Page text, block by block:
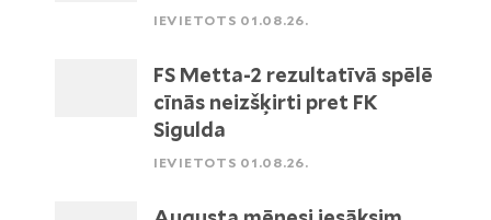
IEVIETOTS 01.08.26.
FS Metta-2 rezultatīvā spēlē
cīnās neizšķirti pret FK
Sigulda
IEVIETOTS 01.08.26.